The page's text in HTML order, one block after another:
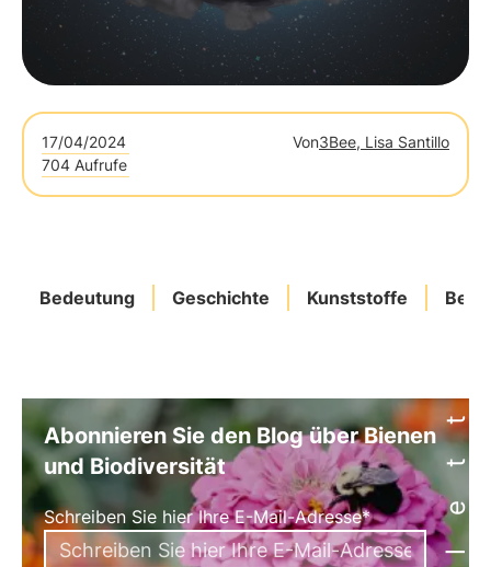
17/04/2024 Von3Bee, Lisa Santillo
704 Aufrufe
Bedeutung Geschichte Kunststoffe
Abonnieren Sie den Blog über Bienen
und Biodiversität
Schreiben Sie hier Ihre E-Mail-Adresse*